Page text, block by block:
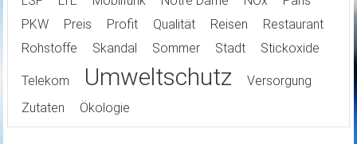
PKW
Preis Profit Qualität Reisen
Restaurant
Rohstoffe
Skandal Sommer Stadt Stickoxide
Telekom Umweltschutz
Versorgung
Zutaten
Ökologie